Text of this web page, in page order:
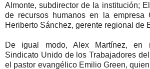
Almonte, subdirector de la institución;
de recursos humanos en la empresa
Heriberto Sánchez, gerente regional de
De igual modo, Alex Martínez, en
Sindicato Unido de los Trabajadores
el pastor evangélico Emilio Green,